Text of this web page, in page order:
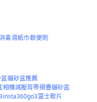
毒濕紙巾軟便劑
貓砂盆推薦
相機減壓背帶摺疊貓砂盆
insta360go3富士軟片